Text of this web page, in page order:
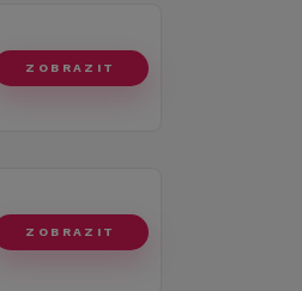
ZOBRAZIT
ZOBRAZIT